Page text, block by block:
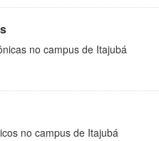
no campus de Itajubá
no campus de Itajubá